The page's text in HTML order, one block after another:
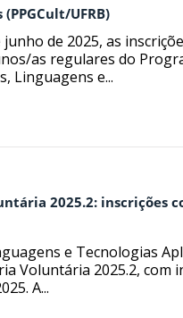
UFRB)
de 2025, as
as regulares do
Linguagens e...
2025.2: inscrições
e Tecnologias
Voluntária 2025.2, com
A...